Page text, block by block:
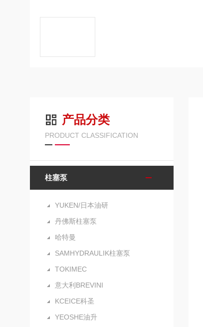
产品分类
PRODUCT CLASSIFICATION
柱塞泵
YUKEN/日本油研
丹佛斯柱塞泵
哈特曼
SAMHYDRAULIK柱塞泵
TOKIMEC
意大利BREVINI
KCEICE科圣
YEOSHE油升